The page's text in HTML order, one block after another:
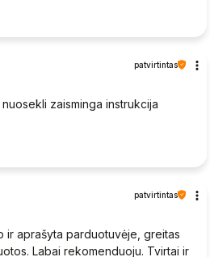
patvirtintas
zaisminga instrukcija
patvirtintas
ir aprašyta parduotuvėje, greitas
Labai rekomenduoju. Tvirtai ir